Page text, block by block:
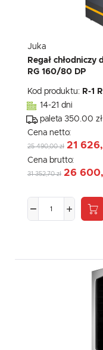
Juka
Regał chłodniczy
RG 160/80 DP
Kod produktu: R-1
14-21 dni
paleta 350.00 zł
Cena netto:
25 490,00 zł 21
Cena brutto:
31 352,70 zł 26